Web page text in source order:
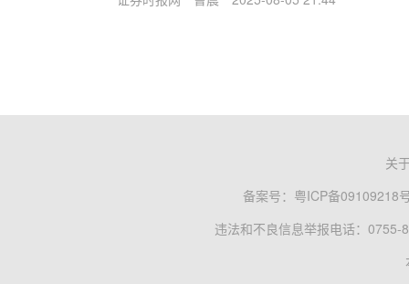
关
备案号： 粤ICP备09109218
违法和不良信息举报电话：0755-